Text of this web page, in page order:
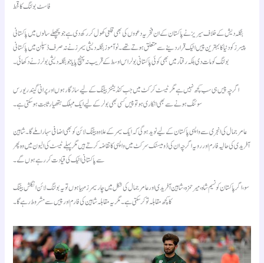
فاسٹ بولنگ کا قحط
بنگلہ دیش کے خلاف سیریز نے پاکستان کے ان فخریہ دعووں کی بھی قلعی کھول کر رکھ دی ہے جو پچھلے سالوں میں پاکستانی
پیسرز کو دنیا کا بہترین پیس اٹیک قرار دینے سے متعلق ہوتے تھے۔ نو آموز بنگلہ دیشی سیمرز نے نہ صرف ڈسپلن میں پاکستانی
بولنگ کو مات دی بلکہ رفتار میں بھی کوئی پاکستانی بولر اس اوسط کے قریب نہ پہنچ پایا جو بنگلہ دیشی بولرز نے دکھائی۔
اگرچہ پیس ہی سب کچھ نہیں ہے مگر ٹیسٹ کرکٹ میں جب کنڈیشنز بیٹنگ کے لیے سازگار ہوں اور پرانی گیند ریورس
سوئنگ ہونے سے بھی انکاری ہو تو پیس کسی بھی بولر کے لیے ایک مہلک ہتھیار ثابت ہو سکتی ہے۔
عامر جمال کی انجری سے واپسی پاکستان کے لیے نوید ہو گی کہ ایک سیمر کے علاوہ بیٹنگ لائن کو بھی اضافی سہارا ملے گا۔ شاہین
آفریدی کی حالیہ فارم اور رویہ اگرچہ ان کی ڈومیسٹک سرکٹ میں واپسی کا تقاضہ کرتے ہیں مگر پہلے ٹیسٹ کی الیون میں وہ پھر
سے پاکستانی اٹیک کی قیادت کر رہے ہوں گے۔
سو، اگر پاکستان کو نسیم شاہ، میر حمزہ، شاہین آفریدی اور عامر جمال کی شکل میں چار سیمرز مہیا ہوں تو یہ بولنگ لائن انگلش بیٹنگ
کا کچھ مقابلہ تو کر سکتی ہے۔ مگر یہ مقابلہ شاہین کی فارم اور پیس سے مشروط رہے گا۔